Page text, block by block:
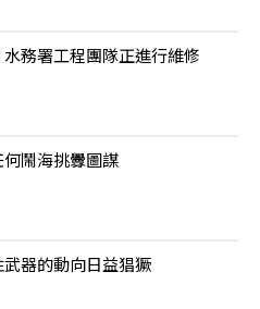
務署工程團隊正進行維修
鬧海挑釁圖謀
器的動向日益猖獗